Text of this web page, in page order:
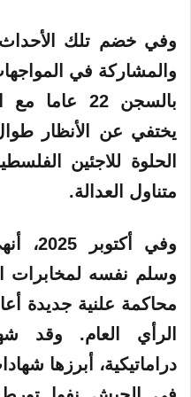
وفي خضم تلك
والمشاركة في
بالسجن 22
الحلوة للاجئين
متناول العدالة.
وفي
وسلم نفسه لمخابرات
محاكمة علنية جديدة
الرأي العام. وقد
دراماتيكية، أبرزها